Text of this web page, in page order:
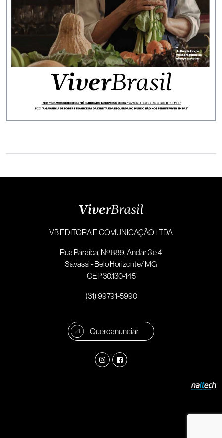
VB EDITORA E COMUNICAÇÃO LTDA
Rua Paraíba, Nº 889, Andar 3 e 4
Savassi - Belo Horizonte/ MG
CEP 30.130-145
(31) 99791-5990
Quero anunciar